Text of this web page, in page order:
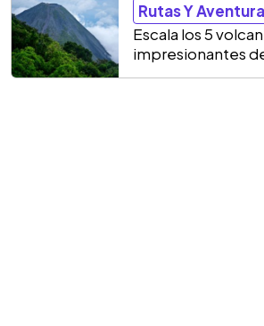
Rutas Y
Escala los 5
impresionantes